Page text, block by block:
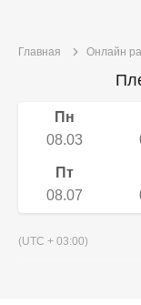
Главная Онлайн
Пн
08.03
Пт
08.07
(UTC + 03:00)